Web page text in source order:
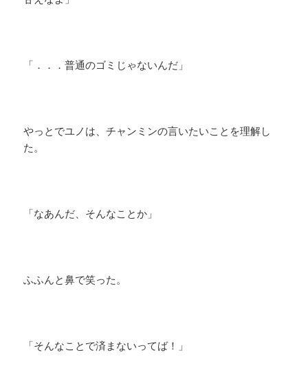
「．．．普通のゴミじゃないんだ」
やっとでユノは、チャンミンの言いたいことを理解し
た。
「なあんだ、そんなことか」
ふふんと鼻で笑った。
「そんなことで済まないってば！」